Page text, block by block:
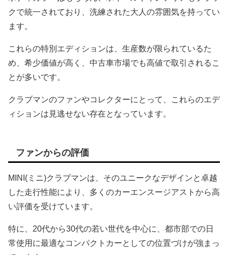
クで統一されており、洗練された大人の雰囲気を持ってい
ます。
これらの特別エディションは、生産数が限られているた
め、希少価値が高く、中古車市場でも高値で取引されるこ
とが多いです。
クラブマンのファンやコレクターにとって、これらのエデ
ィションは見逃せない存在となっています。
ファンからの評価
MINI(ミニ)クラブマンは、そのユニークなデザインと卓越
した走行性能により、多くのカーエンスージアストから高
い評価を受けています。
特に、20代から30代の若い世代を中心に、都市部での日
常使用に最適なコンパクトカーとしての位置づけが強まっ